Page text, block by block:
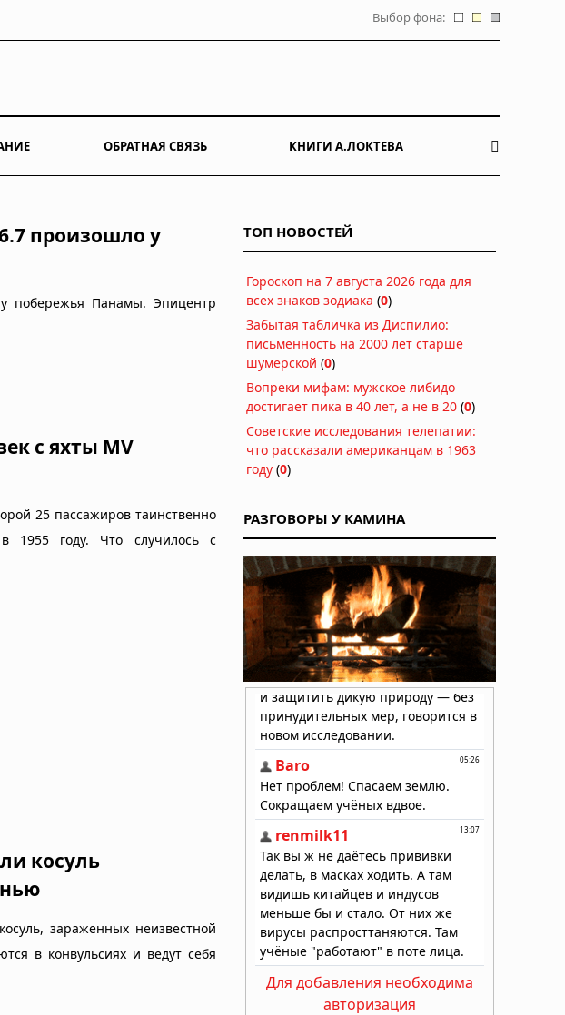
Выбор фона:
ОБРАТНАЯ СВЯЗЬ КНИГИ А.ЛОКТЕВА
произошло у
побережья Панамы. Эпицентр
с яхты MV
25 пассажиров таинственно
1955 году. Что случилось с
косуль
зараженных неизвестной
в конвульсиях и ведут себя
ТОП НОВОСТЕЙ
Гороскоп на 7 августа 2026 года для
всех знаков зодиака (0)
Забытая табличка из Диспилио:
письменность на 2000 лет старше
шумерской (0)
Вопреки мифам: мужское либидо
достигает пика в 40 лет, а не в 20 (0)
Советские исследования телепатии:
что рассказали американцам в 1963
году (0)
РАЗГОВОРЫ У КАМИНА
Для добавления необходима
авторизация